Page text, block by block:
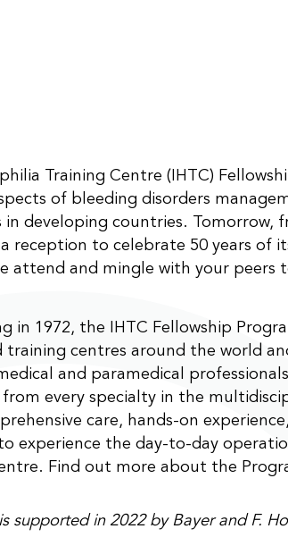
Training Centre (IHTC)
of bleeding disorders
in developing countries. Tomorrow,
reception to celebrate 50 years of
attend and mingle with your peers
in 1972, the IHTC Fellowship
training centres around the world
and paramedical
every specialty in the
care, hands-on
experience the day-to-day
Find out more about the
supported in 2022 by Bayer and F.